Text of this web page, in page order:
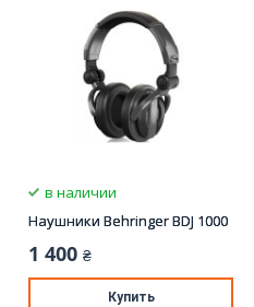
в наличии
Наушники Behringer BDJ 1000
1 400 ₴
Купить